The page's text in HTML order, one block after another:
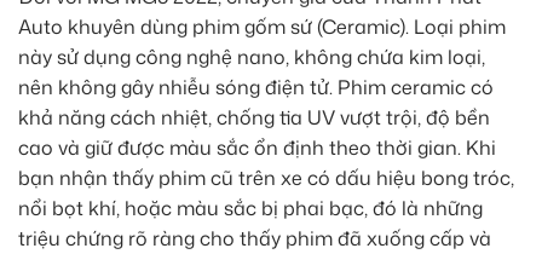
Auto khuyên dùng phim gốm sứ (Ceramic). Loại phim
này sử dụng công nghệ nano, không chứa kim loại,
nên không gây nhiễu sóng điện tử. Phim ceramic có
khả năng cách nhiệt, chống tia UV vượt trội, độ bền
cao và giữ được màu sắc ổn định theo thời gian. Khi
bạn nhận thấy phim cũ trên xe có dấu hiệu bong tróc,
nổi bọt khí, hoặc màu sắc bị phai bạc, đó là những
triệu chứng rõ ràng cho thấy phim đã xuống cấp và